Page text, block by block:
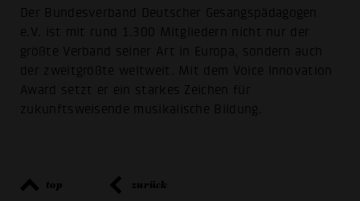
Der Bundesverband Deutscher Gesangspädagogen
e.V. ist mit rund 1.300 Mitgliedern nicht nur der
größte Verband seiner Art in Europa, sondern auch
der zweitgrößte weltweit. Mit dem Voice Innovation
Award setzt er ein starkes Zeichen für
zukunftsweisende musikalische Bildung.
top zurück